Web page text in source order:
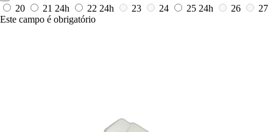
20 21 24h 22 24h 23 24 25 24h 26
27
Este campo é obrigatório